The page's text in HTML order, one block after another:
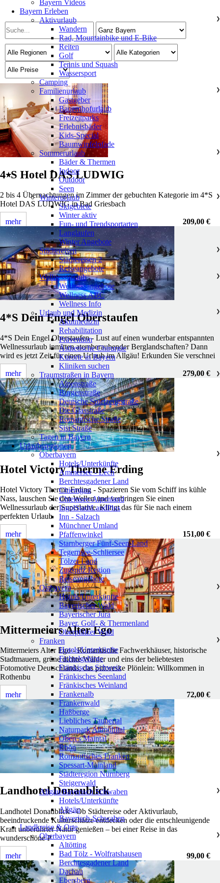
4⭑S Hotel DAS LUDWIG
2 bis 4 Übernachtungen im Zimmer der gebuchten Kategorie im 4*S
Hotel DAS LUDWIG in Bad Griesbach
209,00 €
mehr
4*S Dein Engel Oberstaufen
4*S Dein Engel Oberstaufen - Lust auf einen wunderbar entspannten
Wellnessurlaub inmitten atemberaubender Berglandschaften? Dann
wird es jetzt Zeit für einen Urlaub im Allgäu! Erkunden Sie verschnei
279,00 €
mehr
Hotel Victory Therme Erding
Hotel Victory Therme Erding - Spazieren Sie vom Schiff ins kühle
Nass, lauschen Sie den Wellen und verbringen Sie einen
Wellnessurlaub der Superlative. Klingt das für Sie nach einem
perfekten Urlaub
151,00 €
mehr
Mittermeiers Alter Ego
Mittermeiers Alter Ego - Romantische Fachwerkhäuser, historische
Stadtmauern, grüne dichte Wälder und eins der beliebtesten
Fotomotive Deutschlands, das pittoreske Plönlein: Willkommen in
Rothenbu
72,00 €
mehr
Landhotel Donaublick
Landhotel Donaublick - Ob Städtereise oder Aktivurlaub,
beeindruckende Kulturschätze entdecken oder die entschleunigende
Kraft unberührter Natur genießen – bei einer Reise in das
wunderschöne P
99,00 €
mehr
Bayern Videos
Bayern Erleben
Aktivurlaub
❯
Wandern
Rad, Mountainbike und E-Bike
Reiten
Golf
Tennis und Squash
Wassersport
Camping
Familienurlaub
❯
Gastgeber
Bauernhofurlaub
Freizeitparks
Erlebnisbäder
Kids-Special
Baumwipfelpfade
Sommerurlaub
❯
Bäder & Thermen
Indoor
Outdoor
Seen
Winterurlaub
❯
Skigebiete
Winter aktiv
Fun- und Trendsportarten
Langlaufen
Winter Angebote
Städtereisen
❯
Städtereisen 2
Reiseangebote
Wellnessurlaub
❯
Wellnessangebote
Wellness ABC
Wellness Info
Urlaub und Medizin
❯
Akutmedizin
Rehabilitation
Prävention
Ästhetische Chirurgie
Kurorte in Bayern
Kliniken suchen
Traumstraßen in Bayern
❯
Alpenstraße
Burgenstraße
Deutsche Spielzeugstraße
Die Glasstraße
Romantische Straße
Sisi Straße
Tagen in Bayern
Urlaubsregionen
Oberbayern
❯
Hotels/Unterkünfte
Ammersee - Lech
Berchtesgadener Land
Chiemgau
Chiemsee-Alpenland
IngolStadtLandPlus
Inn - Salzach
Münchner Umland
Pfaffenwinkel
Starnberger Fünf-Seen-Land
Tegernsee-Schliersee
Tölzer Land
Zugspitz Region
Reiseangebote
Ostbayern
❯
Hotels/Unterkünfte
Bayerischer Wald
Bayerischer Jura
Bayer. Golf- & Thermenland
Oberpfälzer Wald
Franken
❯
Hotels/Unterkünfte
Fichtelgebirge
Fränkische Schweiz
Fränkisches Seenland
Fränkisches Weinland
Frankenalb
Frankenwald
Haßberge
Liebliches Taubertal
Naturpark Altmühltal
Oberes Maintal
Rhön
Romantisches Franken
Spessart-Mainland
Städteregion Nürnberg
Steigerwald
Allgäu/Bayerisch Schwaben
❯
Hotels/Unterkünfte
Allgäu
Bayerisch-Schwaben
Landkreise & Orte
Oberbayern
❯
Altötting
Bad Tölz - Wolfratshausen
Berchtesgadener Land
Dachau
Ebersberg